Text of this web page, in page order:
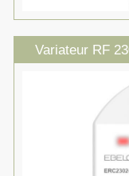
Variateur RF